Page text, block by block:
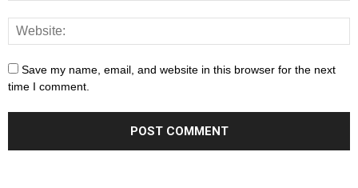
Save my name, email, and website in this browser for the next
time I comment.